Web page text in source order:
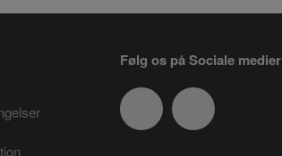
Følg os på Sociale medier